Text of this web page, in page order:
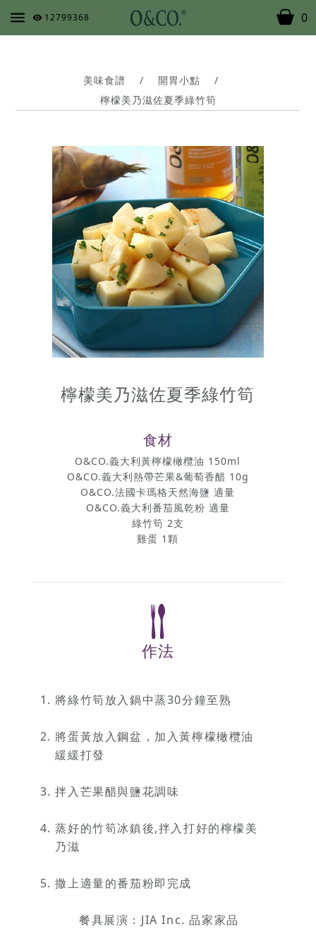
12799368 0
美味食譜 / 開胃小點
/
檸檬美乃滋佐夏季綠竹筍
檸檬美乃滋佐夏季綠竹筍
食材
O&CO.義大利黃檸檬橄欖油 150ml
O&CO.義大利熱帶芒果&葡萄香醋 10g
O&CO.法國卡瑪格天然海鹽 適量
O&CO.義大利番茄風乾粉 適量
綠竹筍 2支
雞蛋 1顆
作法
將綠竹筍放入鍋中蒸30分鐘至熟
將蛋黃放入鋼盆，加入黃檸檬橄欖油
緩緩打發
拌入芒果醋與鹽花調味
蒸好的竹筍冰鎮後,拌入打好的檸檬美
乃滋
撒上適量的番茄粉即完成
餐具展演：JIA Inc. 品家家品